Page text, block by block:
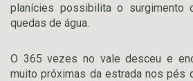
planícies possibilita o surgimento
quedas de água.
O 365 vezes no vale desceu e
muito próximas da estrada nos pés